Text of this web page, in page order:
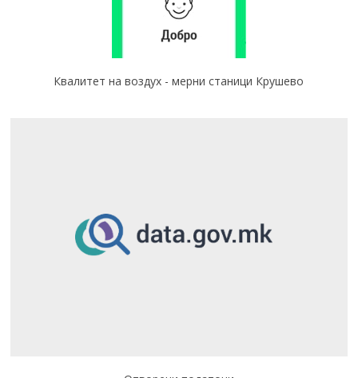
Квалитет на воздух - мерни станици Крушево